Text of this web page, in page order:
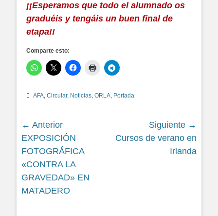
¡¡Esperamos que todo el alumnado os
graduéis y tengáis un buen final de
etapa!!
Comparte esto:
Categorías
AFA, Circular, Noticias, ORLA, Portada
Navegación
de
entradas
← Anterior
Siguiente
entrada:
EXPOSICIÓN
FOTOGRÁFICA
«CONTRA LA
GRAVEDAD» EN
MATADERO
Siguiente →
Siguiente
Cursos de verano en
Irlanda